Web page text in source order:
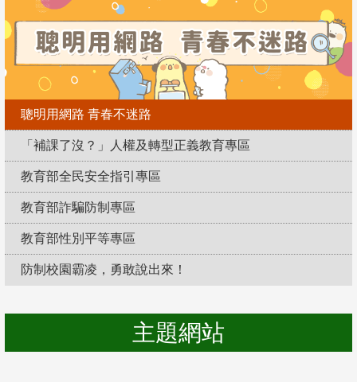
聰明用網路 青春不迷路
「補課了沒？」人權及轉型正義教育專區
教育部全民安全指引專區
教育部詐騙防制專區
教育部性別平等專區
防制校園霸凌，勇敢說出來！
主題網站